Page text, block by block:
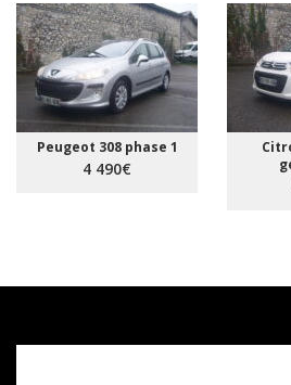
Peugeot 308 phase 1
4 490€